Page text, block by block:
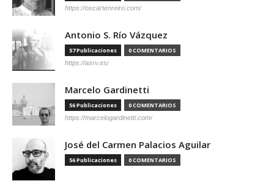
https://oscartenreiro.com/
Antonio S. Río Vázquez
57 Publicaciones 0 COMENTARIOS
https://asrv.es/
Marcelo Gardinetti
56 Publicaciones 0 COMENTARIOS
https://marcelogardinetti.com/
José del Carmen Palacios Aguilar
56 Publicaciones 0 COMENTARIOS